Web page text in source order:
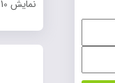
نمایش 10 نتیجه